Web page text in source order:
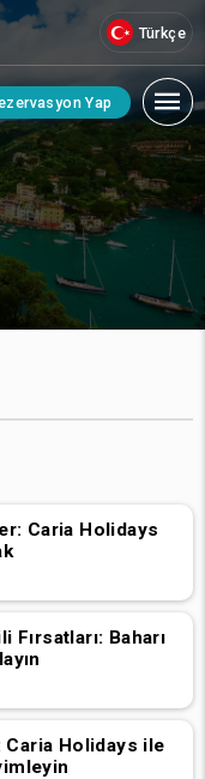
Türkçe
Yap
Caria Holidays
Baharı
Caria Holidays ile